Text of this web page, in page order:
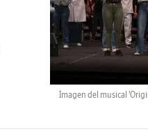
Imagen del musical